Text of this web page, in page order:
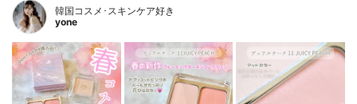
韓国コスメ･スキンケア好き
yone